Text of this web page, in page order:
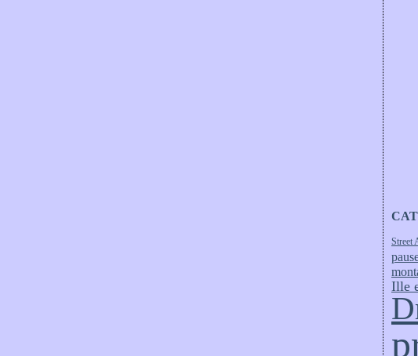
Street
Ille